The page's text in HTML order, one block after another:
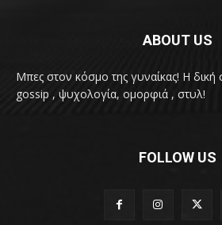
ABOUT US
Μπες στον κόσμο της γυναίκας! H δική
gossip , ψυχολογία, ομορφιά , στυλ!
FOLLOW US